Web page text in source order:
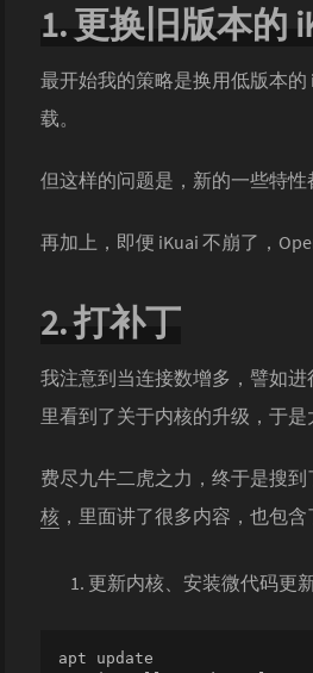
1. 更换旧版本的
最开始我的策略是换用低版本
载。
但这样的问题是，新的一些特性
再加上，即便 iKuai 不崩了，
2. 打补丁
我注意到当连接数增多，譬如进
里看到了关于内核的升级，于
费尽九牛二虎之力，终于是搜到
核 ，里面讲了很多内容，也包
更新内核、安装微代码更
apt update